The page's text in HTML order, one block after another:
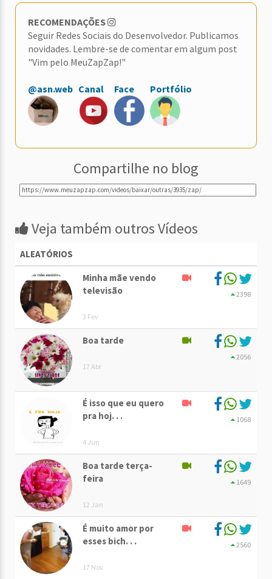
RECOMENDAÇÕES
Seguir Redes Sociais do Desenvolvedor. Publicamos
novidades. Lembre-se de comentar em algum post
"Vim pelo MeuZapZap!"
@asn.web Canal Face Portfólio
Compartilhe no blog
Veja também outros Vídeos
ALEATÓRIOS
Minha mãe vendo
televisão
3 Fev
2398
Boa tarde
17 Abr
2056
É isso que eu quero
pra hoj. . .
4 Jun
1068
Boa tarde terça-
feira
12 Jan
1649
É muito amor por
esses bich. . .
17 Nov
2560